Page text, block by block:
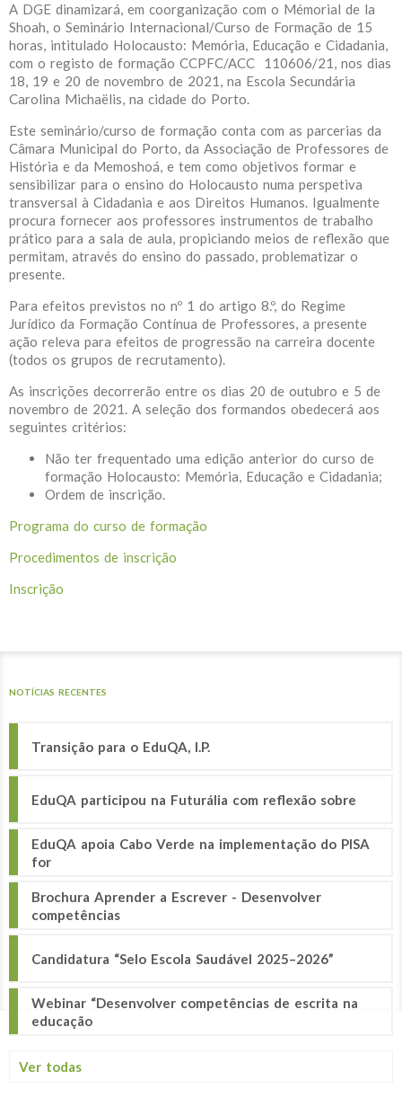
A DGE dinamizará, em coorganização com o Mémorial de la
Shoah, o Seminário Internacional/Curso de Formação de 15
horas, intitulado Holocausto: Memória, Educação e Cidadania,
com o registo de formação CCPFC/ACC 110606/21, nos dias
18, 19 e 20 de novembro de 2021, na Escola Secundária
Carolina Michaëlis, na cidade do Porto.
Este seminário/curso de formação conta com as parcerias da
Câmara Municipal do Porto, da Associação de Professores de
História e da Memoshoá, e tem como objetivos formar e
sensibilizar para o ensino do Holocausto numa perspetiva
transversal à Cidadania e aos Direitos Humanos. Igualmente
procura fornecer aos professores instrumentos de trabalho
prático para a sala de aula, propiciando meios de reflexão que
permitam, através do ensino do passado, problematizar o
presente.
Para efeitos previstos no nº 1 do artigo 8.º, do Regime
Jurídico da Formação Contínua de Professores, a presente
ação releva para efeitos de progressão na carreira docente
(todos os grupos de recrutamento).
As inscrições decorrerão entre os dias 20 de outubro e 5 de
novembro de 2021. A seleção dos formandos obedecerá aos
seguintes critérios:
Não ter frequentado uma edição anterior do curso de
formação Holocausto: Memória, Educação e Cidadania;
Ordem de inscrição.
Programa do curso de formação
Procedimentos de inscrição
Inscrição
NOTÍCIAS RECENTES
Transição para o EduQA, I.P.
EduQA participou na Futurália com reflexão sobre
EduQA apoia Cabo Verde na implementação do PISA
for
Brochura Aprender a Escrever - Desenvolver
competências
Candidatura “Selo Escola Saudável 2025–2026”
Webinar “Desenvolver competências de escrita na
educação
Ver todas